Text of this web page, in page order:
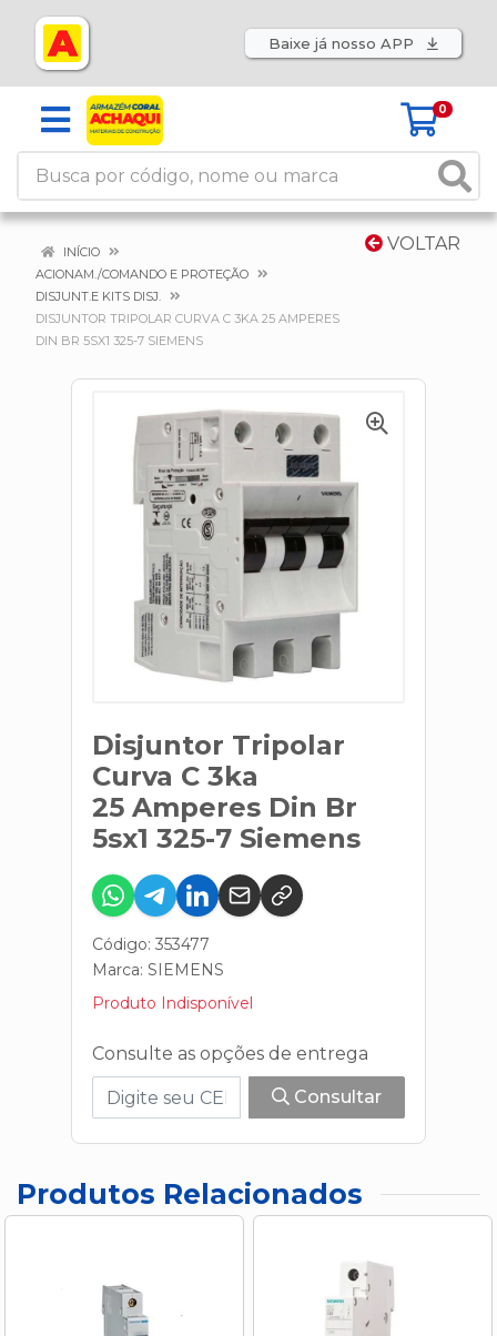
Baixe já nosso APP
0
VOLTAR
INÍCIO
ACIONAM./COMANDO E PROTEÇÃO
DISJUNT.E KITS DISJ.
DISJUNTOR TRIPOLAR CURVA C 3KA 25 AMPERES
DIN BR 5SX1 325-7 SIEMENS
Disjuntor Tripolar
Curva C 3ka
25 Amperes Din Br
5sx1 325-7 Siemens
Código: 353477
Marca: SIEMENS
Produto Indisponível
Consulte as opções de entrega
Consultar
Produtos Relacionados